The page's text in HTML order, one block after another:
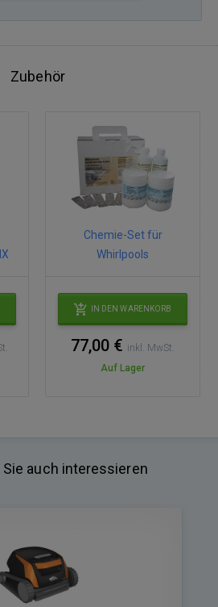
Zubehör
Chemie-Set für
Whirlpools
IN DEN WARENKORB
77,00 € inkl. MwSt.
Auf Lager
Sie auch interessieren